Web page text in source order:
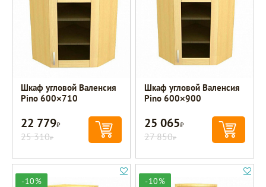
Шкаф угловой Валенсия
Pino 600×710
22 779Р
25 310Р
Шкаф угловой Валенсия
Pino 600×900
25 065Р
27 850Р
-10% -10%